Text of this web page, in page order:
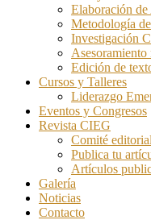
Elaboración
Metodología
Investigación
Edición de
Cursos y Talleres
Liderazgo
Eventos y Congresos
Revista CIEG
Comité editorial
Publica tu
Artículos
Galería
Noticias
Contacto